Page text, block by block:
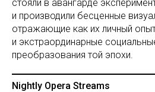
стояли в авангарде
и производили бесценные
отражающие как их личный
и экстраординарные
преобразования той эпохи.
Nightly Opera Streams